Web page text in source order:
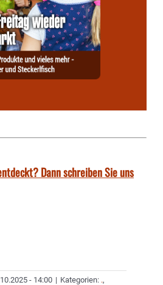
Dann schreiben Sie uns
- 14:00 | Kategorien: .,